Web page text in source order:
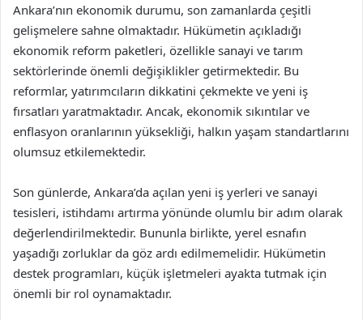
Ankara’nın ekonomik durumu, son zamanlarda çeşitli
gelişmelere sahne olmaktadır. Hükümetin açıkladığı
ekonomik reform paketleri, özellikle sanayi ve tarım
sektörlerinde önemli değişiklikler getirmektedir. Bu
reformlar, yatırımcıların dikkatini çekmekte ve yeni iş
fırsatları yaratmaktadır. Ancak, ekonomik sıkıntılar ve
enflasyon oranlarının yüksekliği, halkın yaşam standartlarını
olumsuz etkilemektedir.
Son günlerde, Ankara’da açılan yeni iş yerleri ve sanayi
tesisleri, istihdamı artırma yönünde olumlu bir adım olarak
değerlendirilmektedir. Bununla birlikte, yerel esnafın
yaşadığı zorluklar da göz ardı edilmemelidir. Hükümetin
destek programları, küçük işletmeleri ayakta tutmak için
önemli bir rol oynamaktadır.